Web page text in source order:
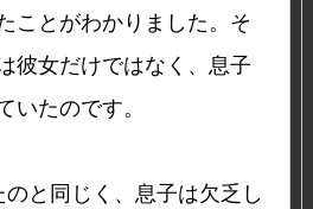
ことがわかりました。そ
彼女だけではなく、息子
いたのです。
と同じく、息子は欠乏し